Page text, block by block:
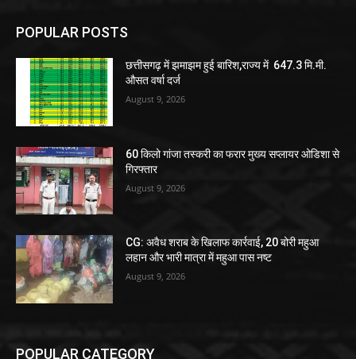
POPULAR POSTS
छत्तीसगढ़ में झमाझम हुई बारिश,राज्य में 647.3 मि.मी.
औसत वर्षा दर्ज
August 9, 2026
60 किलो गांजा तस्करी का फरार मुख्य सप्लायर ओडिशा से
गिरफ्तार
August 9, 2026
CG: अवैध शराब के खिलाफ कार्रवाई, 20 बोरी महुआ
लहान और भारी मात्रा में महुआ पास नष्ट
August 9, 2026
POPULAR CATEGORY